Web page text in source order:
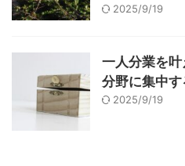
2025/9/19
一人分業を
分野に集中
2025/9/19